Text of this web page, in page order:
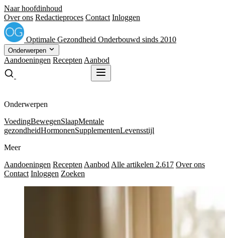
Naar hoofdinhoud
Over ons Redactieproces Contact Inloggen
Optimale Gezondheid Onderbouwd sinds 2010
Onderwerpen
Aandoeningen Recepten Aanbod
Onderwerpen
VoedingBewegenSlaapMentale
gezondheidHormonenSupplementenLevensstijl
Meer
Aandoeningen Recepten Aanbod Alle artikelen 2.617 Over ons
Contact Inloggen Zoeken